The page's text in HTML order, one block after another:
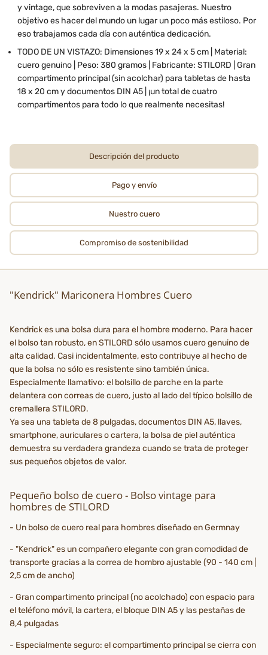
y vintage, que sobreviven a la modas pasajeras. Nuestro
objetivo es hacer del mundo un lugar un poco más estiloso. Por
eso trabajamos cada día con auténtica dedicación.
TODO DE UN VISTAZO: Dimensiones 19 x 24 x 5 cm | Material:
cuero genuino | Peso: 380 gramos | Fabricante: STILORD | Gran
compartimento principal (sin acolchar) para tabletas de hasta
18 x 20 cm y documentos DIN A5 | ¡un total de cuatro
compartimentos para todo lo que realmente necesitas!
Descripción del producto
Pago y envío
Nuestro cuero
Compromiso de sostenibilidad
"Kendrick" Mariconera Hombres Cuero
Kendrick es una bolsa dura para el hombre moderno. Para hacer
el bolso tan robusto, en STILORD sólo usamos cuero genuino de
alta calidad. Casi incidentalmente, esto contribuye al hecho de
que la bolsa no sólo es resistente sino también única.
Especialmente llamativo: el bolsillo de parche en la parte
delantera con correas de cuero, justo al lado del típico bolsillo de
cremallera STILORD.
Ya sea una tableta de 8 pulgadas, documentos DIN A5, llaves,
smartphone, auriculares o cartera, la bolsa de piel auténtica
demuestra su verdadera grandeza cuando se trata de proteger
sus pequeños objetos de valor.
Pequeño bolso de cuero - Bolso vintage para
hombres de STILORD
- Un bolso de cuero real para hombres diseñado en Germnay
- "Kendrick" es un compañero elegante con gran comodidad de
transporte gracias a la correa de hombro ajustable (90 - 140 cm |
2,5 cm de ancho)
- Gran compartimento principal (no acolchado) con espacio para
el teléfono móvil, la cartera, el bloque DIN A5 y las pestañas de
8,4 pulgadas
- Especialmente seguro: el compartimento principal se cierra con